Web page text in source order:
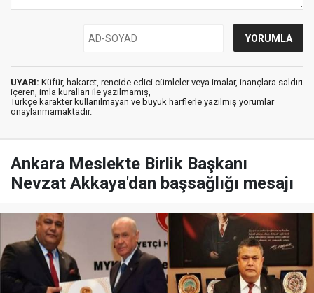
UYARI: Küfür, hakaret, rencide edici cümleler veya imalar, inançlara saldırı
içeren, imla kuralları ile yazılmamış,
Türkçe karakter kullanılmayan ve büyük harflerle yazılmış yorumlar
onaylanmamaktadır.
Ankara Meslekte Birlik Başkanı
Nevzat Akkaya'dan başsağlığı mesajı